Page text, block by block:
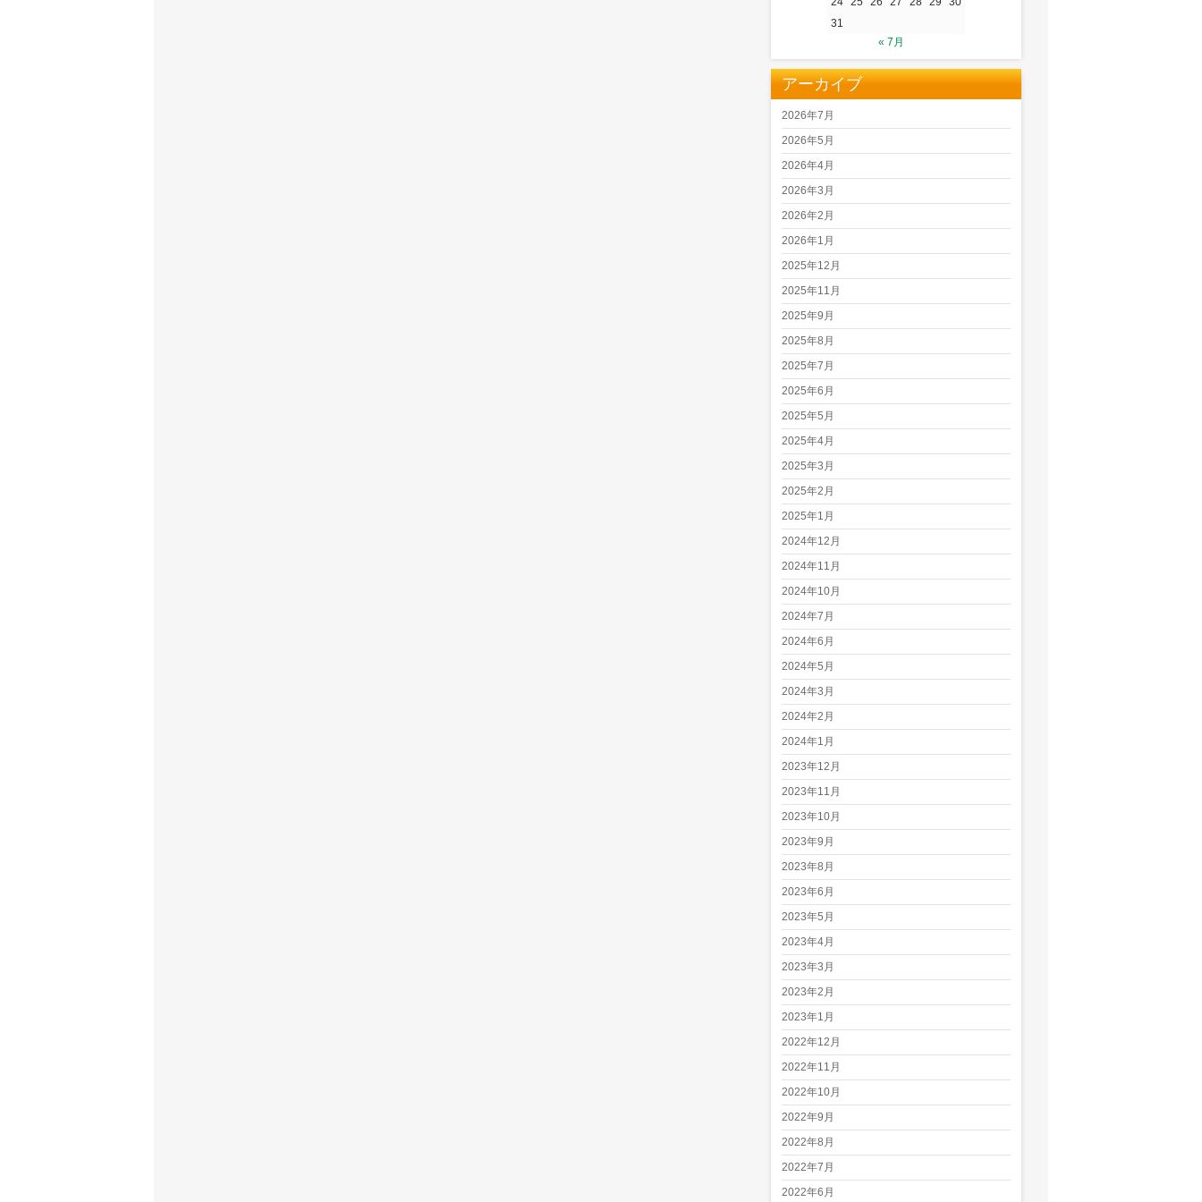
31
« 7月
アーカイブ
2026年7月
2026年5月
2026年4月
2026年3月
2026年2月
2026年1月
2025年12月
2025年11月
2025年9月
2025年8月
2025年7月
2025年6月
2025年5月
2025年4月
2025年3月
2025年2月
2025年1月
2024年12月
2024年11月
2024年10月
2024年7月
2024年6月
2024年5月
2024年3月
2024年2月
2024年1月
2023年12月
2023年11月
2023年10月
2023年9月
2023年8月
2023年6月
2023年5月
2023年4月
2023年3月
2023年2月
2023年1月
2022年12月
2022年11月
2022年10月
2022年9月
2022年8月
2022年7月
2022年6月